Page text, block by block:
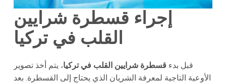
إجراء قسطرة شرايين
القلب في تركيا
قبل بدء قسطرة شرايين القلب في تركيا، يتم أخذ تصوير
الأوعية التاجية لمعرفة الشريان الذي يحتاج إلى القسطرة. بعد